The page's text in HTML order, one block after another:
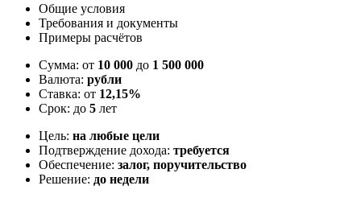
Общие условия
Требования и документы
Примеры расчётов
Сумма: от 10 000 до 1 500 000
Валюта: рубли
Ставка: от 12,15%
Срок: до 5 лет
Цель: на любые цели
Подтверждение дохода: требуется
Обеспечение: залог, поручительство
Решение: до недели